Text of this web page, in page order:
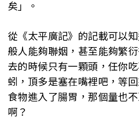
矣」。
從《太平廣記》的記載可以
般人能夠聯姻，甚至能夠繁
去的時候只有一顆頭，任你
蚓，頂多是塞在嘴裡吧，等回
食物進入了腸胃，那個量也
啊？